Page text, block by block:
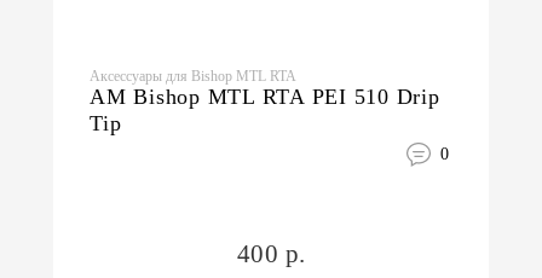
Аксессуары для Bishop MTL RTA
AM Bishop MTL RTA PEI 510 Drip
Tip
0
400 р.